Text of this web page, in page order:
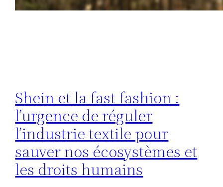
Shein et la fast fashion :
l’urgence de réguler
l’industrie textile pour
sauver nos écosystèmes et
les droits humains